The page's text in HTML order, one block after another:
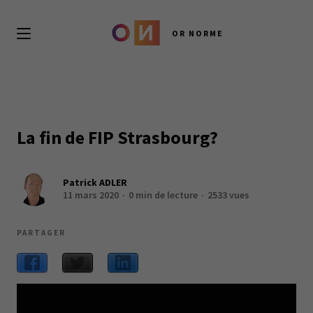
OR NORME
La fin de FIP Strasbourg?
Patrick ADLER
11 mars 2020
0 min de lecture 2533 vues
PARTAGER